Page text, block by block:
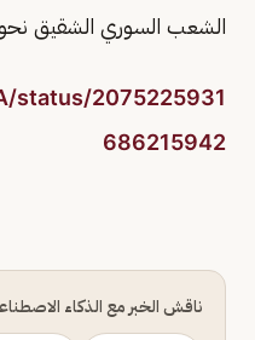
الشعب السوري الشقيق نحو
status/2075225931
686215942
ناقش الخبر مع الذكاء